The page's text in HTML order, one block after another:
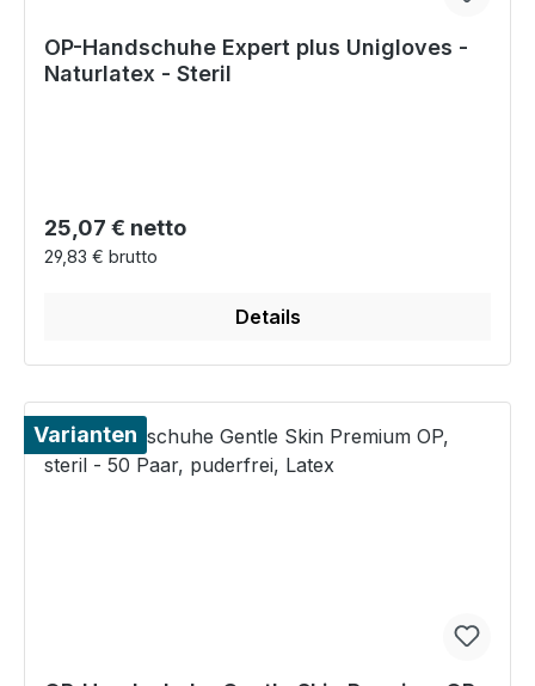
OP-Handschuhe Expert plus Unigloves -
Naturlatex - Steril
Regulärer Preis:
25,07 € netto
29,83 € brutto
Details
Varianten